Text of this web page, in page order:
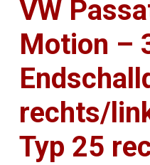
VW
Motion –
rechts/
Typ 25